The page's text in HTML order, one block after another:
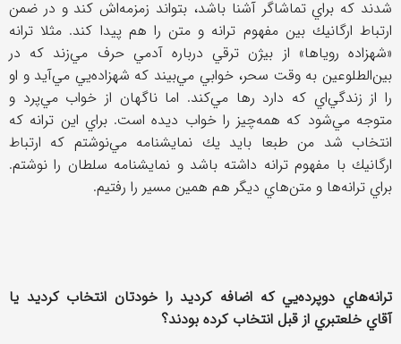
شدند كه براي تماشاگر آشنا باشد، بتواند زمزمه‌اش كند و در ضمن
ارتباط ارگانيك بين مفهوم ترانه و متن را هم پيدا كند. مثلا ترانه
«شهزاده روياها» از بيژن ترقي درباره آدمي حرف مي‌زند كه در
بين‌الطلوعين به وقت سحر، خوابي مي‌بيند كه شهزاده‌يي مي‌آيد و او
را از زندگي‌اي كه دارد رها مي‌كند. اما ناگهان از خواب مي‌پرد و
متوجه مي‌شود كه همه‌چيز را خواب ديده است. براي اين ترانه كه
انتخاب شد من طبعا بايد يك نمايشنامه مي‌نوشتم كه ارتباط
ارگانيك با مفهوم ترانه داشته باشد و نمايشنامه سلطان را نوشتم.
براي ترانه‌ها و متن‌هاي ديگر هم همين مسير را رفتيم.
ترانه‌هاي دوپرده‌يي كه اضافه كرديد را خودتان انتخاب كرديد يا
آقاي خلعتبري از قبل انتخاب كرده بودند؟